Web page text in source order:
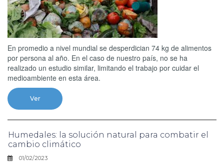
En promedio a nivel mundial se desperdician 74 kg de alimentos
por persona al año. En el caso de nuestro país, no se ha
realizado un estudio similar, limitando el trabajo por cuidar el
medioambiente en esta área.
Ver
Humedales: la solución natural para combatir el
cambio climático
01/02/2023